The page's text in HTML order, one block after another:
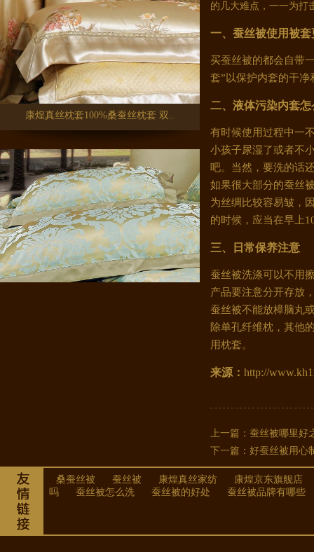
康煌真丝枕套100%桑蚕丝枕套 双..
康煌真丝四件套100%桑蚕丝 夏季..
的几大难点，一一为打
一、蚕丝被使用被套
买蚕丝被的都会自带
套”以保护内套的干
二、液体污染内套怎
有时候使用过程中一
小孩子尿湿了或者不
吧。当然，要洗的话
如果很大部分的蚕丝
为丝绸比较容易皱，
的时候，应当在早上
三、日常保养注意
蚕丝被洗涤可以不用
产品要注意分开存放
蚕丝被不能放樟脑丸
除单孔纤维枕，其他
用枕套。
来源： http://
上一篇： 蚕丝被哪里好
下一篇： 好蚕丝被用心
桑蚕丝被 蚕丝被 康煌真丝家纺
康煌京东旗舰店
吗
蚕丝被怎么洗 蚕丝被的好处 蚕丝被品牌有哪些